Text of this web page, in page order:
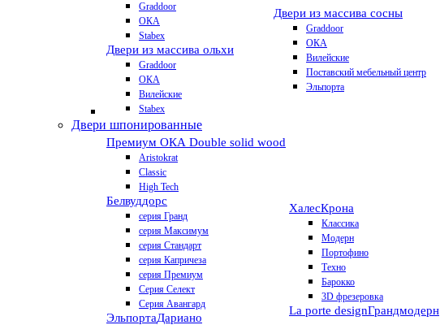
Graddoor
ОКА
Stabex
Двери из массива ольхи
Graddoor
ОКА
Вилейские
Stabex
Двери из массива сосны
Graddoor
ОКА
Вилейские
Поставский мебельный центр
Эльпорта
Двери шпонированные
Премиум ОКА Double solid wood
Aristokrat
Classic
High Tech
Белвуддорс
серия Гранд
серия Максимум
серия Стандарт
серия Капричеза
серия Премиум
Серия Селект
Серия Авангард
ЭльпортаДариано
ХалесКрона
Классика
Модерн
Портофино
Техно
Барокко
3D фрезеровка
La porte designГрандмодерн